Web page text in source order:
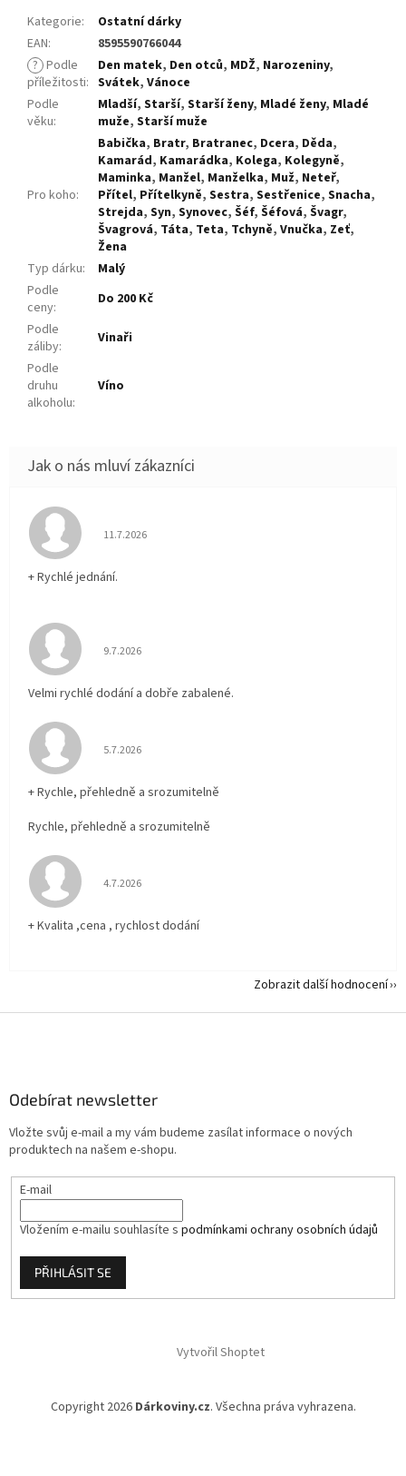
Kategorie:
Ostatní dárky
EAN:
8595590766044
? Podle
příležitosti:
Den matek, Den otců, MDŽ, Narozeniny,
Svátek, Vánoce
Podle
věku:
Mladší, Starší, Starší ženy, Mladé ženy, Mladé
muže, Starší muže
Pro koho:
Babička, Bratr, Bratranec, Dcera, Děda,
Kamarád, Kamarádka, Kolega, Kolegyně,
Maminka, Manžel, Manželka, Muž, Neteř,
Přítel, Přítelkyně, Sestra, Sestřenice, Snacha,
Strejda, Syn, Synovec, Šéf, Šéfová, Švagr,
Švagrová, Táta, Teta, Tchyně, Vnučka, Zeť,
Žena
Typ dárku:
Malý
Podle
ceny:
Do 200 Kč
Podle
záliby:
Vinaři
Podle
druhu
alkoholu:
Víno
Hodnocení obchodu je 5 z 5 hvězdiček.
11.7.2026
+ Rychlé jednání.
Hodnocení obchodu je 5 z 5 hvězdiček.
9.7.2026
Velmi rychlé dodání a dobře zabalené.
Hodnocení obchodu je 5 z 5 hvězdiček.
5.7.2026
+ Rychle, přehledně a srozumitelně
Rychle, přehledně a srozumitelně
Hodnocení obchodu je 5 z 5 hvězdiček.
4.7.2026
+ Kvalita ,cena , rychlost dodání
Zobrazit další hodnocení
Odebírat newsletter
Vložte svůj e-mail a my vám budeme zasílat informace o nových
produktech na našem e-shopu.
E-mail
Vložením e-mailu souhlasíte s podmínkami ochrany osobních údajů
PŘIHLÁSIT SE
Vytvořil Shoptet
Copyright 2026 Dárkoviny.cz. Všechna práva vyhrazena.